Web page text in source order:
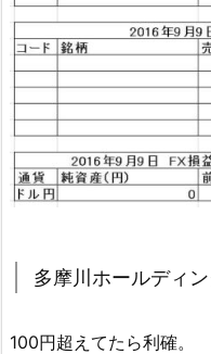
多摩川ホールディ
100円超えてたら利確。